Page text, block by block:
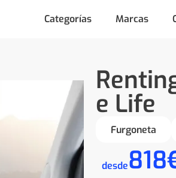
Categorías Marcas
e Life
Furgoneta
desde